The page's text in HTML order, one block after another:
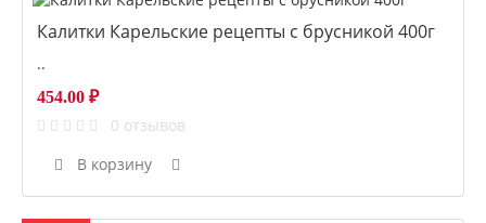
Калитки Карельские рецепты с брусникой 400г
..
454.00 ₽
0 отзывов
В корзину